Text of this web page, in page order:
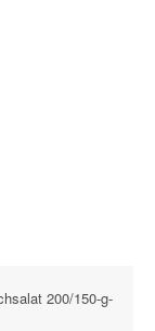
200/150-g-